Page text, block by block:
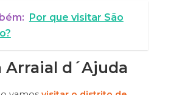
Por que visitar São
Arraial d´Ajuda